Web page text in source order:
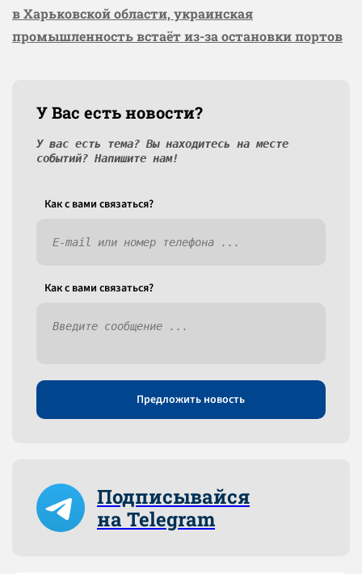
в Харьковской области, украинская
промышленность встаёт из-за остановки портов
У Вас есть новости?
У вас есть тема? Вы находитесь на месте
событий? Напишите нам!
Как c вами связаться?
Как c вами связаться?
Предложить новость
Подписывайся
на Telegram